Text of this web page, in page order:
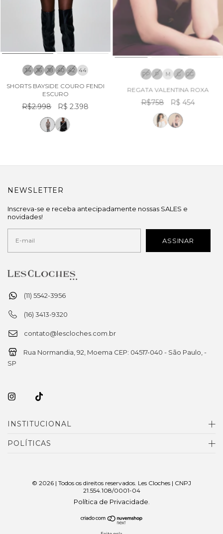
34 36 38 40 42 44
SHORTS BAYSIDE COURO FENDI
ESCURO
R$2.998 R$ 2.398
PP P M G GG
REGATA VALENTINA ROXA
R$758 R$ 454
(11) 5542-3956
(16) 3413-9320
contato@lescloches.com.br
Rua Normandia, 92, Moema CEP: 04517-040 - São Paulo, -
SP
INSTITUCIONAL
POLÍTICAS
NEWSLETTER
Inscreva-se e receba antecipadamente nossas SALES e
novidades!
© 2026 | Todos os direitos reservados. Les Cloches | CNPJ
21.554.108/0001-04
Política de Privacidade